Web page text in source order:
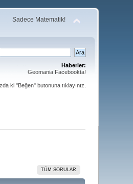
Sadece Matematik!
Haberler:
Geomania Facebookta!
ki "Beğen" butonuna tıklayınız.
TÜM SORULAR